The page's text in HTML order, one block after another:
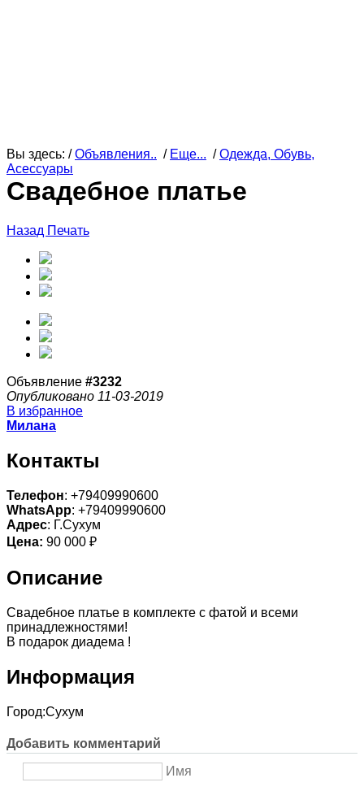
Вы здесь: /Объявления.. / Еще... /Одежда, Обувь,
Асессуары
Свадебное платье
Назад Печать
Объявление #3232
Опубликовано 11-03-2019
В избранное
Милана
Контакты
Телефон: +79409990600
WhatsApp: +79409990600
Адрес: Г.Сухум
Цена: 90 000 ₽
Описание
Свадебное платье в комплекте с фатой и всеми
принадлежностями!
В подарок диадема !
Информация
Город:Сухум
Добавить комментарий
Имя